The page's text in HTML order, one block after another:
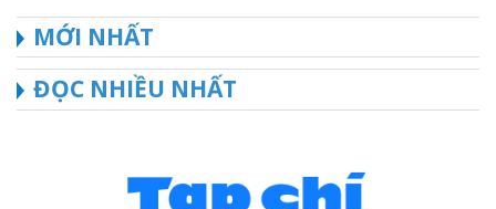
MỚI NHẤT
ĐỌC NHIỀU NHẤT